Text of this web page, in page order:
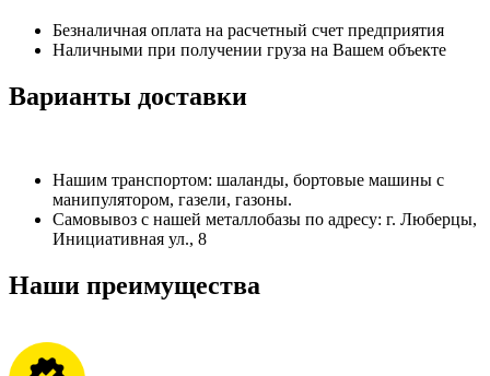
Безналичная оплата на расчетный счет предприятия
Наличными при получении груза на Вашем объекте
Варианты доставки
Нашим транспортом: шаланды, бортовые машины с
манипулятором, газели, газоны.
Самовывоз с нашей металлобазы по адресу: г. Люберцы,
Инициативная ул., 8
Наши преимущества